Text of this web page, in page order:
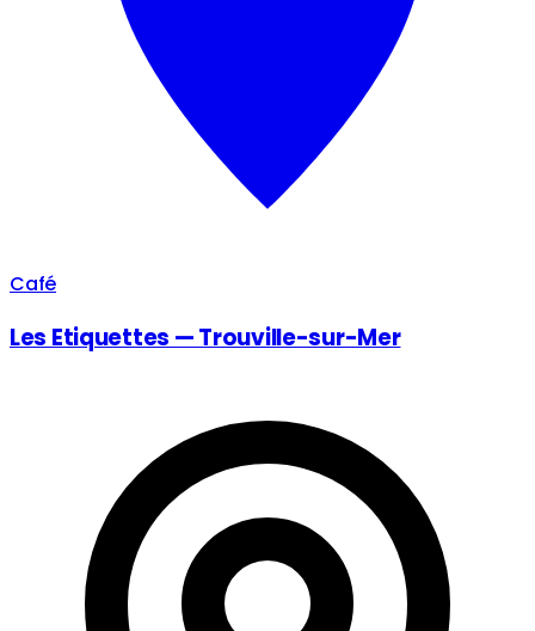
Café
Les Etiquettes — Trouville-sur-Mer